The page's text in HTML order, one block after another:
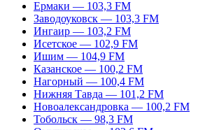
Ермаки — 103,3 FM
Заводоуковск — 103,3 FM
Ингаир — 103,2 FM
Исетское — 102,9 FM
Ишим — 104,9 FM
Казанское — 100,2 FM
Нагорный — 100,4 FM
Нижняя Тавда — 101,2 FM
Новоалександровка — 100,2 FM
Тобольск — 98,3 FM